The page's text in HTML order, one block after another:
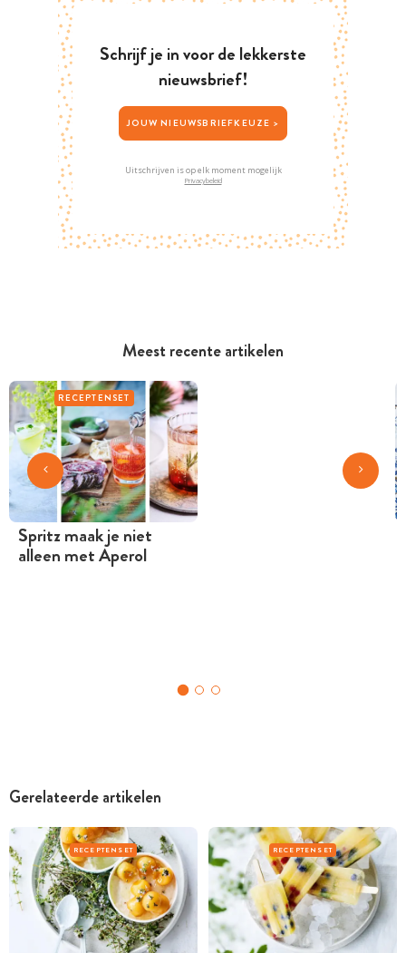
Meest recente artikelen
RECEPTENSET
Spritz maak je niet
alleen met Aperol
Schrijf je in voor de lekkerste
nieuwsbrief!
JOUW NIEUWSBRIEFKEUZE >
Uitschrijven is op elk moment mogelijk
Privacybeleid
Gerelateerde artikelen
RECEPTENSET RECEPTENSET